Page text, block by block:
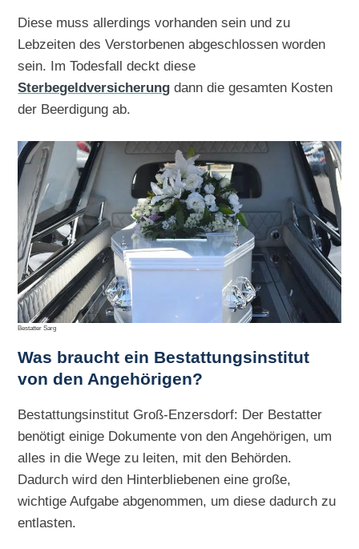
Diese muss allerdings vorhanden sein und zu
Lebzeiten des Verstorbenen abgeschlossen worden
sein. Im Todesfall deckt diese
Sterbegeldversicherung dann die gesamten Kosten
der Beerdigung ab.
Bestatter Sarg
Was braucht ein Bestattungsinstitut
von den Angehörigen?
Bestattungsinstitut Groß-Enzersdorf: Der Bestatter
benötigt einige Dokumente von den Angehörigen, um
alles in die Wege zu leiten, mit den Behörden.
Dadurch wird den Hinterbliebenen eine große,
wichtige Aufgabe abgenommen, um diese dadurch zu
entlasten.